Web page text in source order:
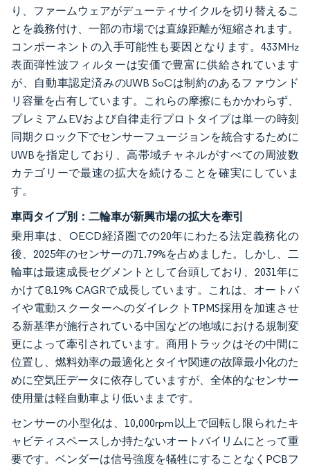
り、ファームウェアがデューティサイクルを切り替えるこ
とを義務付け、一部の市場では直線距離が短縮されます。
コンポーネントの入手可能性も要因となります。433MHz
表面弾性波フィルターは安価で豊富に供給されています
が、自動車認定済みのUWB SoCは制約のあるファウンド
リ容量を占有しています。これらの摩擦にもかかわらず、
プレミアムEVおよび自律走行プロトタイプは単一の時刻
同期クロック下でセンサーフュージョンを統合するために
UWBを指定しており、高帯域チャネルがすべての周波数
カテゴリーで最速の拡大を続けることを確実にしていま
す。
車両タイプ別：二輪車が新興市場の拡大を牽引
乗用車は、OECD経済圏での20年にわたる法定義務化の
後、2025年のセンサーの71.79%を占めました。しかし、二
輪車は最速成長セグメントとして台頭しており、2031年に
かけて8.19% CAGRで成長しています。これは、オートバ
イや電動スクーターへのダイレクトTPMS採用を加速させ
る新基準が施行されている中国などの地域における規制変
更によって牽引されています。商用トラックはその中間に
位置し、燃料効率の最適化とタイヤ関連の故障最小化のた
めに空気圧データに依存していますが、全体的なセンサー
使用量は軽自動車より低いままです。
センサーの小型化は、10,000rpm以上で回転し限られたキ
ャビティスペースしか持たないオートバイリムにとって重
要です。ベンダーは信号強度を犠牲にすることなくPCBフ